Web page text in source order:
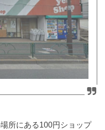
所にある100円ショップ